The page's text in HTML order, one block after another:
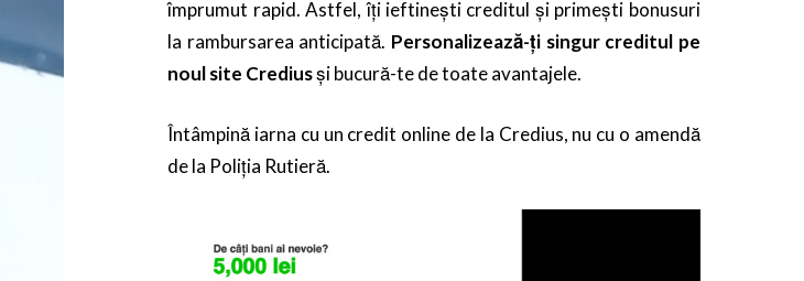
împrumut rapid. Astfel, îți ieftinești creditul și primești bonusuri
la rambursarea anticipată. Personalizează-ți singur creditul pe
noul site Crediusși bucură-te de toate avantajele.
Întâmpină iarna cu un credit online de la Credius, nu cu o amendă
de la Poliția Rutieră.